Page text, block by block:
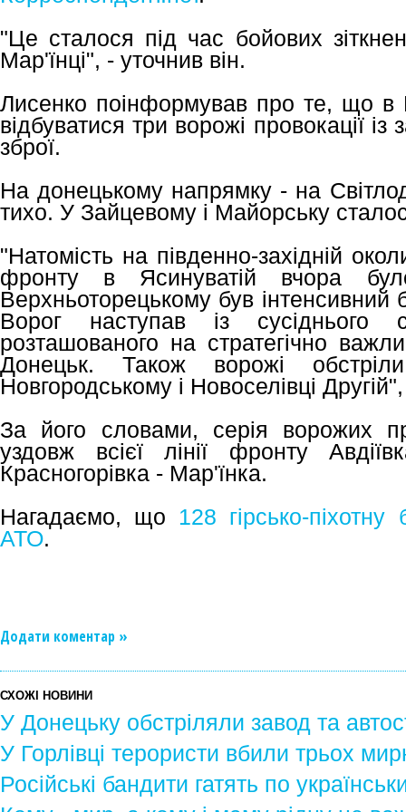
"Це сталося під час бойових
Мар'їнці", - уточнив він.
Лисенко поінформував про те, що в
відбуватися три ворожі провокації із
зброї.
На донецькому напрямку - на
тихо. У Зайцевому і Майорську
"Натомість на південно-західній
фронту в Ясинуватій вчора
Верхньоторецькому був
Ворог наступав із сусіднього
розташованого на стратегічно
Донецьк. Також ворожі
Новгородському і Новоселівці
За його словами, серія ворожих
уздовж всієї лінії фронту
Красногорівка - Мар'їнка.
Нагадаємо, що 128 гірсько-
АТО.
Додати коментар »
СХОЖІ НОВИНИ
У Донецьку обстріляли завод та
У Горлівці терористи вбили трьох
Російські бандити гатять по